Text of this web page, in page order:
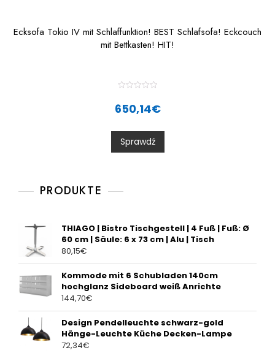
Ecksofa Tokio IV mit Schlaffunktion! BEST Schlafsofa! Eckcouch
mit Bettkasten! HIT!
a
t
0
o
u
t
650,14€
Sprawdź
PRODUKTE
THIAGO | Bistro Tischgestell | 4 Fuß | Fuß: Ø
60 cm | Säule: 6 x 73 cm | Alu | Tisch
80,15€
Kommode mit 6 Schubladen 140cm
hochglanz Sideboard weiß Anrichte
144,70€
Design Pendelleuchte schwarz-gold
Hänge-Leuchte Küche Decken-Lampe
72,34€